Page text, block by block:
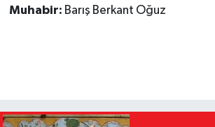
Muhabir: Barış Berkant Oğuz